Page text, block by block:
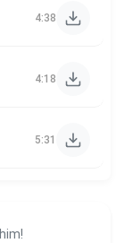
4:38
4:18
5:31